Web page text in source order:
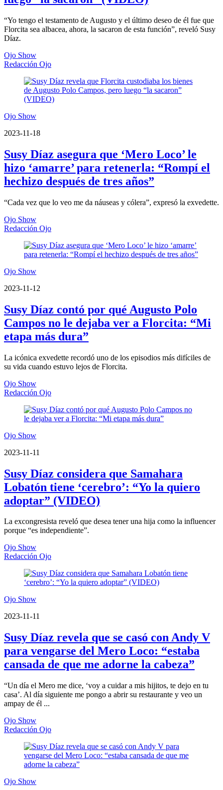
“Yo tengo el testamento de Augusto y el último deseo de él fue que
Florcita sea albacea, ahora, la sacaron de esta función”, reveló Susy
Díaz.
Ojo Show
Redacción Ojo
Ojo Show
2023-11-18
Susy Díaz asegura que ‘Mero Loco’ le
hizo ‘amarre’ para retenerla: “Rompí el
hechizo después de tres años”
“Cada vez que lo veo me da náuseas y cólera”, expresó la exvedette.
Ojo Show
Redacción Ojo
Ojo Show
2023-11-12
Susy Díaz contó por qué Augusto Polo
Campos no le dejaba ver a Florcita: “Mi
etapa más dura”
La icónica exvedette recordó uno de los episodios más difíciles de
su vida cuando estuvo lejos de Florcita.
Ojo Show
Redacción Ojo
Ojo Show
2023-11-11
Susy Díaz considera que Samahara
Lobatón tiene ‘cerebro’: “Yo la quiero
adoptar” (VIDEO)
La excongresista reveló que desea tener una hija como la influencer
porque “es independiente”.
Ojo Show
Redacción Ojo
Ojo Show
2023-11-11
Susy Díaz revela que se casó con Andy V
para vengarse del Mero Loco: “estaba
cansada de que me adorne la cabeza”
“Un día el Mero me dice, ‘voy a cuidar a mis hijitos, te dejo en tu
casa’. Al día siguiente me pongo a abrir su restaurante y veo un
ampay de él ...
Ojo Show
Redacción Ojo
Ojo Show